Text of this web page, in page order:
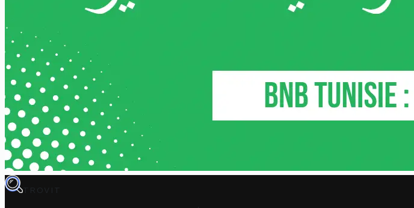
TROVIT